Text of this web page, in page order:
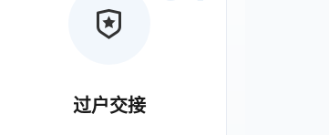
过户交接